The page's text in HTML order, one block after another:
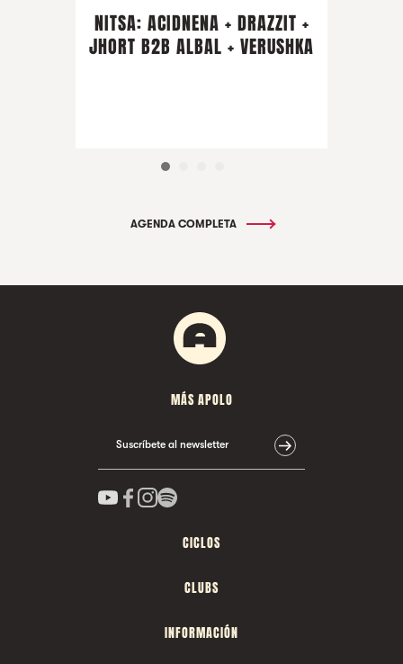
NITSA: ACIDNENA + DRAZZIT +
JHORT B2B ALBAL + VERUSHKA
AGENDA COMPLETA
MÁS APOLO
Suscríbete al newsletter
CICLOS
CLUBS
INFORMACIÓN